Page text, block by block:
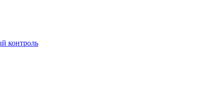
контроль